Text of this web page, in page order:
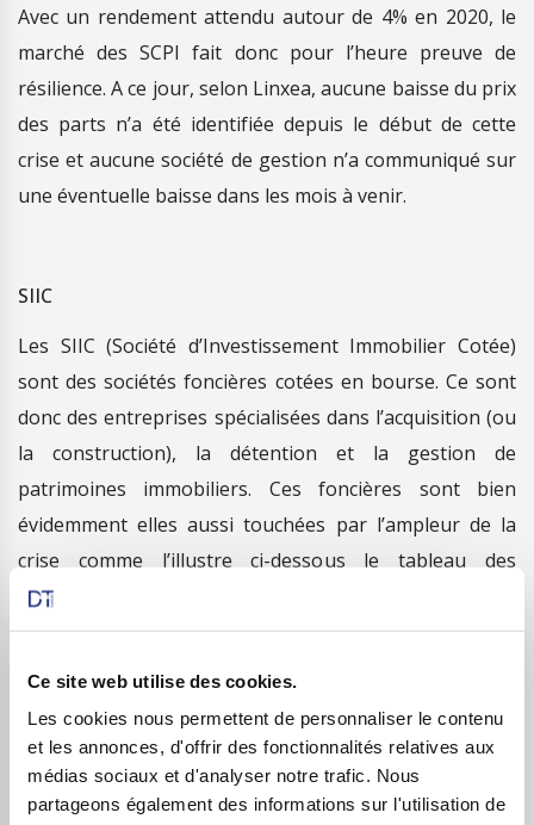
Ce site web utilise des cookies.
Les cookies nous permettent de personnaliser le contenu
et les annonces, d'offrir des fonctionnalités relatives aux
médias sociaux et d'analyser notre trafic. Nous
partageons également des informations sur l'utilisation de
Avec un rendement attendu autour de 4% en 2020, le
marché des SCPI fait donc pour l’heure preuve de
résilience. A ce jour, selon Linxea, aucune baisse du prix
des parts n’a été identifiée depuis le début de cette
crise et aucune société de gestion n’a communiqué sur
une éventuelle baisse dans les mois à venir.
SIIC
Les SIIC (Société d’Investissement Immobilier Cotée)
sont des sociétés foncières cotées en bourse. Ce sont
donc des entreprises spécialisées dans l’acquisition (ou
la construction), la détention et la gestion de
patrimoines immobiliers. Ces foncières sont bien
évidemment elles aussi touchées par l’ampleur de la
crise comme l’illustre ci-dessous le tableau des
variations des cours de bourses de ces sociétés depuis
le début de l’année 2020 :